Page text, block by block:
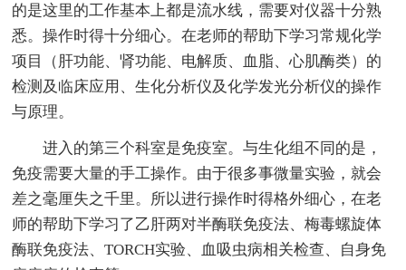
的是这里的工作基本上都是流水线，需要对仪器十分熟
悉。操作时得十分细心。在老师的帮助下学习常规化学
项目（肝功能、肾功能、电解质、血脂、心肌酶类）的
检测及临床应用、生化分析仪及化学发光分析仪的操作
与原理。
进入的第三个科室是免疫室。与生化组不同的是，
免疫需要大量的手工操作。由于很多事微量实验，就会
差之毫厘失之千里。所以进行操作时得格外细心，在老
师的帮助下学习了乙肝两对半酶联免疫法、梅毒螺旋体
酶联免疫法、TORCH实验、血吸虫病相关检查、自身免